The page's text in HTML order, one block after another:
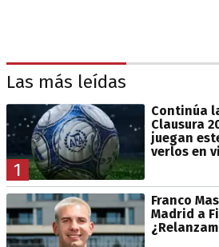
Las más leídas
1
Continúa
Clausura
juegan
verlos en
Franco
Madrid a